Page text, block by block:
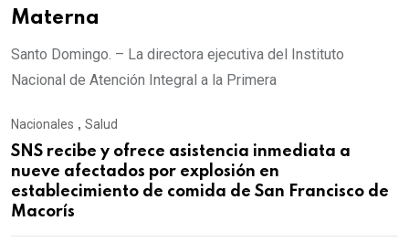
Materna
Santo Domingo. – La directora ejecutiva del Instituto
Nacional de Atención Integral a la Primera
Nacionales , Salud
SNS recibe y ofrece asistencia inmediata a
nueve afectados por explosión en
establecimiento de comida de San Francisco de
Macorís